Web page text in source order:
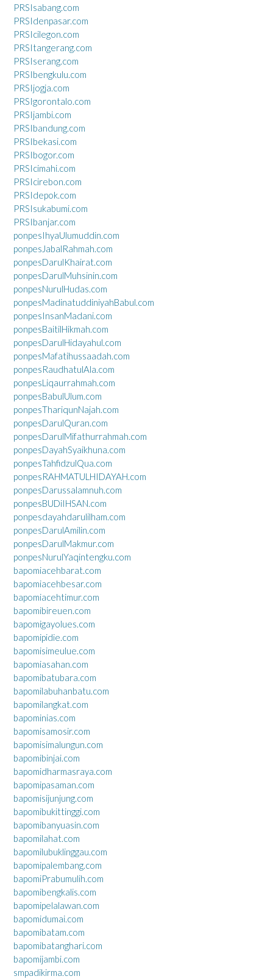
PRSIsabang.com
PRSIdenpasar.com
PRSIcilegon.com
PRSItangerang.com
PRSIserang.com
PRSIbengkulu.com
PRSIjogja.com
PRSIgorontalo.com
PRSIjambi.com
PRSIbandung.com
PRSIbekasi.com
PRSIbogor.com
PRSIcimahi.com
PRSIcirebon.com
PRSIdepok.com
PRSIsukabumi.com
PRSIbanjar.com
ponpesIhyaUlumuddin.com
ponpesJabalRahmah.com
ponpesDarulKhairat.com
ponpesDarulMuhsinin.com
ponpesNurulHudas.com
ponpesMadinatuddiniyahBabul.com
ponpesInsanMadani.com
ponpesBaitilHikmah.com
ponpesDarulHidayahul.com
ponpesMafatihussaadah.com
ponpesRaudhatulAla.com
ponpesLiqaurrahmah.com
ponpesBabulUlum.com
ponpesThariqunNajah.com
ponpesDarulQuran.com
ponpesDarulMifathurrahmah.com
ponpesDayahSyaikhuna.com
ponpesTahfidzulQua.com
ponpesRAHMATULHIDAYAH.com
ponpesDarussalamnuh.com
ponpesBUDiIHSAN.com
ponpesdayahdarulilham.com
ponpesDarulAmilin.com
ponpesDarulMakmur.com
ponpesNurulYaqintengku.com
bapomiacehbarat.com
bapomiacehbesar.com
bapomiacehtimur.com
bapomibireuen.com
bapomigayolues.com
bapomipidie.com
bapomisimeulue.com
bapomiasahan.com
bapomibatubara.com
bapomilabuhanbatu.com
bapomilangkat.com
bapominias.com
bapomisamosir.com
bapomisimalungun.com
bapomibinjai.com
bapomidharmasraya.com
bapomipasaman.com
bapomisijunjung.com
bapomibukittinggi.com
bapomibanyuasin.com
bapomilahat.com
bapomilubuklinggau.com
bapomipalembang.com
bapomiPrabumulih.com
bapomibengkalis.com
bapomipelalawan.com
bapomidumai.com
bapomibatam.com
bapomibatanghari.com
bapomijambi.com
smpadikirma.com